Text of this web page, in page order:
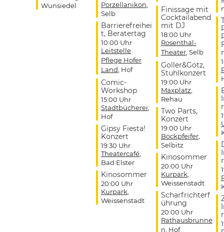
Wunsiedel
Porzellanikon
Selb
Barrierefreihei
t, Beratertag
10:00 Uhr
Leitstelle
Pflege Hofer
Land , Hof
Comic-
Workshop
15:00 Uhr
Stadtbücherei
Hof
Gipsy Fiesta!
Konzert
19:30 Uhr
Theatercafé,
Bad Elster
Kinosommer
20:00 Uhr
Kurpark
Weissenstadt
Finissage mit
Cocktailabend
mit DJ
18:00 Uhr
Rosenthal-
Theater, Selb
Goller&Götz,
Stuhlkonzert
19:00 Uhr
Maxplatz
Rehau
Two Parts,
Konzert
19:00 Uhr
Bockpfeifer,
Selbitz
Kinosommer
20:00 Uhr
Kurpark
Weissenstadt
Scharfrichterf
ührung
20:00 Uhr
Rathausbrunne
n , Hof